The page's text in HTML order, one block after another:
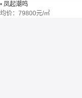
• 凤起潮鸣
均价： 79800元/㎡